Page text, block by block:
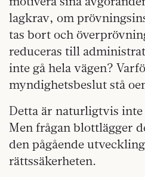
lagkrav, om
tas bort och
reduceras till
inte gå hela vägen?
myndighetsbeslut stå
Detta är naturligtvis
Men frågan blottlägger
den pågående
rättssäkerheten.